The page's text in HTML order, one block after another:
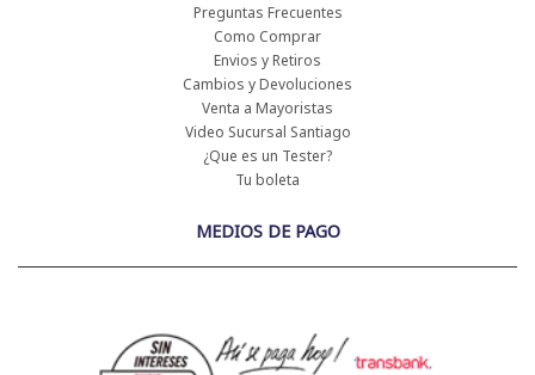
Preguntas Frecuentes
Como Comprar
Envios y Retiros
Cambios y Devoluciones
Venta a Mayoristas
Video Sucursal Santiago
¿Que es un Tester?
Tu boleta
MEDIOS DE PAGO